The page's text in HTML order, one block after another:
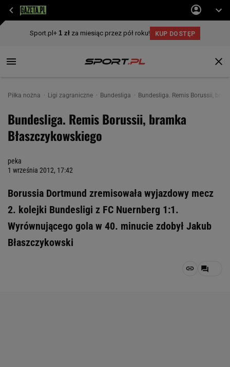
Piłka nożna Ligi zagraniczne Bundesliga Bundesliga. Remis Borussii,
Bundesliga. Remis Borussii, bramka
Błaszczykowskiego
peka
1 września 2012, 17:42
Borussia Dortmund zremisowała wyjazdowy mecz
2. kolejki Bundesligi z FC Nuernberg 1:1.
Wyrównującego gola w 40. minucie zdobył Jakub
Błaszczykowski